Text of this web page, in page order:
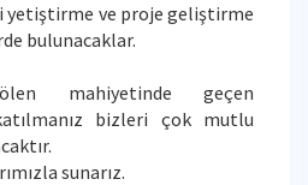
yetiştirme ve proje geliştirme
bulunacaklar.
mahiyetinde geçen
bizleri çok mutlu
sunarız.